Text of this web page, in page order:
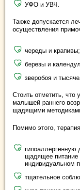
УФО и УВЧ.
Также допускается
осуществления
череды и крапивы;
березы и
зверобоя и
Стоить отметить, что
малышей раннего
щадящими
Помимо этого,
гипоаллергенную
щадящее питание
индивидуальном
тщательное